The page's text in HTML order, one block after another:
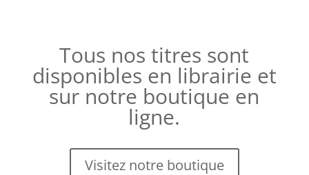
Tous nos titres sont
disponibles en librairie et
sur notre boutique en
ligne.
Visitez notre boutique